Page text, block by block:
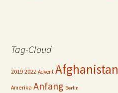
Tag-Cloud
2019 2022 Advent Afghanistan
Amerika Anfang Berlin